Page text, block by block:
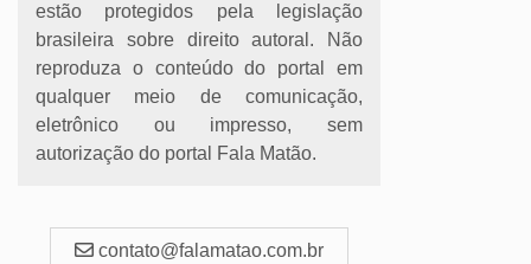
estão protegidos pela legislação
brasileira sobre direito autoral. Não
reproduza o conteúdo do portal em
qualquer meio de comunicação,
eletrônico ou impresso, sem
autorização do portal Fala Matão.
contato@falamatao.com.br